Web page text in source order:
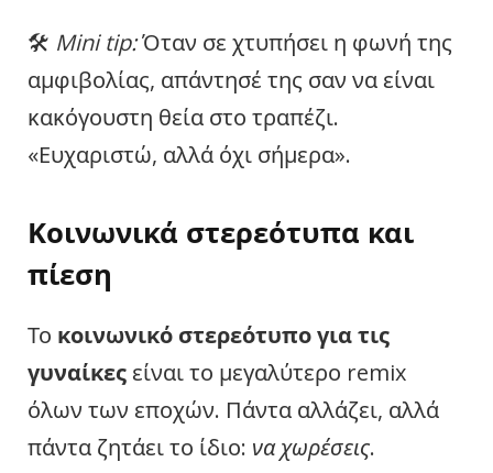
🛠 Mini tip:Όταν σε χτυπήσει η φωνή της
αμφιβολίας, απάντησέ της σαν να είναι
κακόγουστη θεία στο τραπέζι.
«Ευχαριστώ, αλλά όχι σήμερα».
Κοινωνικά στερεότυπα και
πίεση
Το κοινωνικό στερεότυπο για τις
γυναίκες είναι το μεγαλύτερο remix
όλων των εποχών. Πάντα αλλάζει, αλλά
πάντα ζητάει το ίδιο: να χωρέσεις.